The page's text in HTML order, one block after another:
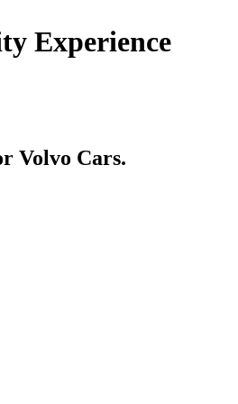
Experience
Volvo Cars.